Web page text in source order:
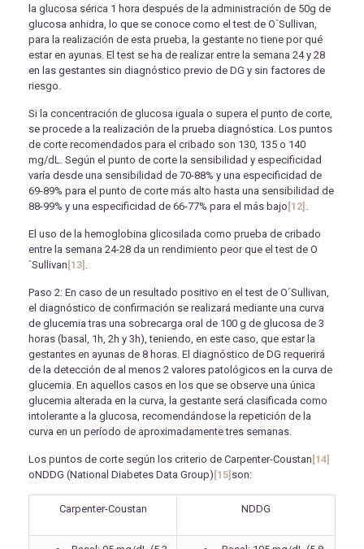
la glucosa sérica 1 hora después de la administración de 50g de
glucosa anhidra, lo que se conoce como el test de O´Sullivan,
para la realización de esta prueba, la gestante no tiene por qué
estar en ayunas. El test se ha de realizar entre la semana 24 y 28
en las gestantes sin diagnóstico previo de DG y sin factores de
riesgo.
Si la concentración de glucosa iguala o supera el punto de corte,
se procede a la realización de la prueba diagnóstica. Los puntos
de corte recomendados para el cribado son 130, 135 o 140
mg/dL. Según el punto de corte la sensibilidad y especificidad
varía desde una sensibilidad de 70-88% y una especificidad de
69-89% para el punto de corte más alto hasta una sensibilidad de
88-99% y una especificidad de 66-77% para el más bajo [12]
El uso de la hemoglobina glicosilada como prueba de cribado
entre la semana 24-28 da un rendimiento peor que el test de O
´Sullivan [13]
Paso 2: En caso de un resultado positivo en el test de O´Sullivan,
el diagnóstico de confirmación se realizará mediante una curva
de glucemia tras una sobrecarga oral de 100 g de glucosa de 3
horas (basal, 1h, 2h y 3h), teniendo, en este caso, que estar la
gestantes en ayunas de 8 horas. El diagnóstico de DG requerirá
de la detección de al menos 2 valores patológicos en la curva de
glucemia. En aquellos casos en los que se observe una única
glucemia alterada en la curva, la gestante será clasificada como
intolerante a la glucosa, recomendándose la repetición de la
curva en un período de aproximadamente tres semanas.
Los puntos de corte según los criterio de Carpenter-Coustan [14]
oNDDG (National Diabetes Data Group) [15] son:
Carpenter-Coustan NDDG